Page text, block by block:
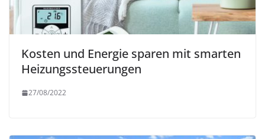
Kosten und Energie sparen mit smarten
Heizungssteuerungen
27/08/2022